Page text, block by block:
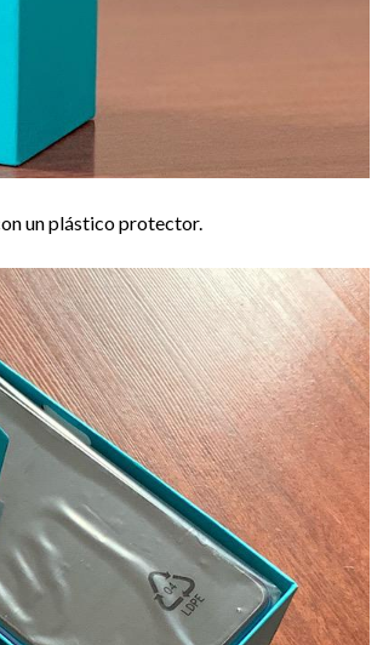
un plástico protector.